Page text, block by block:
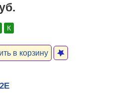
К
в корзину